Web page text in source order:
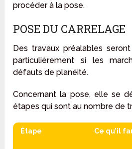
procéder à la pose.
POSE DU CARRELAGE
Des travaux préalables
particulièrement si les
défauts de planéité.
Concernant la pose, elle se
étapes qui sont au nombre de
Étape Ce qu’il